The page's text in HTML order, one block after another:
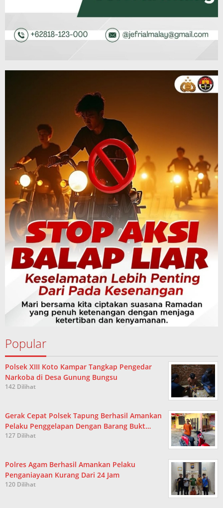
Popular
Polsek XIII Koto Kampar Tangkap Pengedar
Narkoba di Desa Gunung Bungsu
142 Dilihat
Gerak Cepat Polsek Tapung Berhasil Amankan
Pelaku Penggelapan Dengan Barang Bukt…
127 Dilihat
Polres Agam Berhasil Amankan Pelaku
Penganiayaan Kurang Dari 24 Jam
120 Dilihat